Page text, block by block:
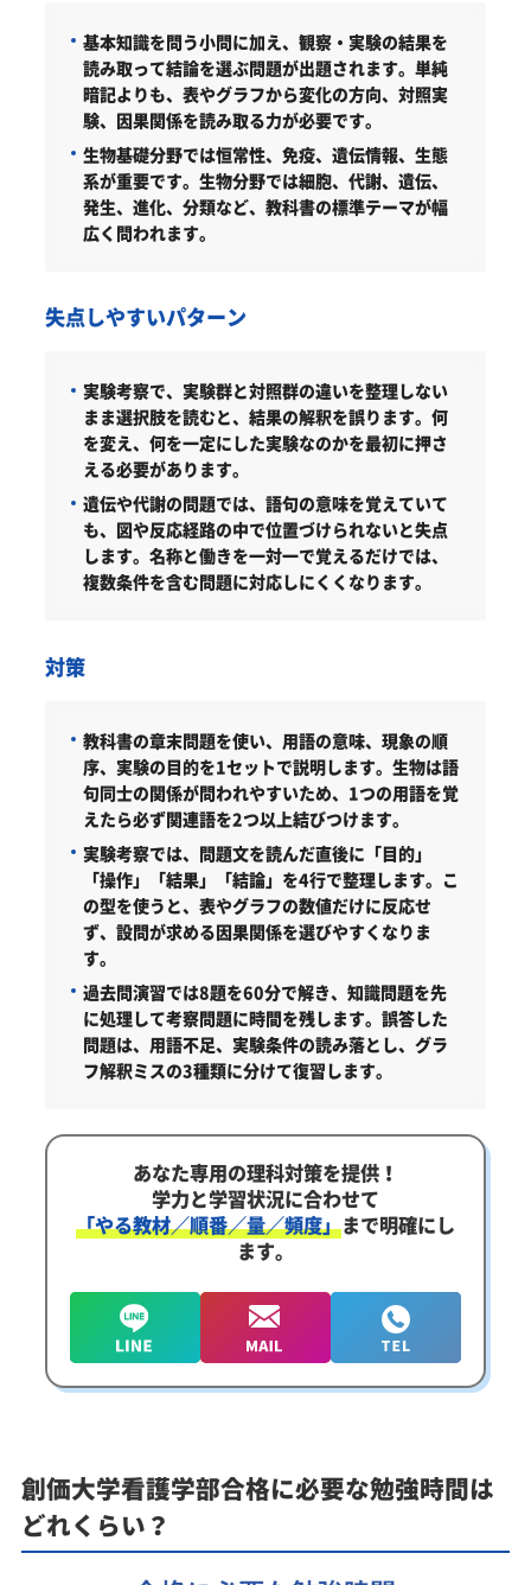
基本知識を問う小問に加え、観察・実験の結果を
読み取って結論を選ぶ問題が出題されます。単純
暗記よりも、表やグラフから変化の方向、対照実
験、因果関係を読み取る力が必要です。
生物基礎分野では恒常性、免疫、遺伝情報、生態
系が重要です。生物分野では細胞、代謝、遺伝、
発生、進化、分類など、教科書の標準テーマが幅
広く問われます。
失点しやすいパターン
実験考察で、実験群と対照群の違いを整理しない
まま選択肢を読むと、結果の解釈を誤ります。何
を変え、何を一定にした実験なのかを最初に押さ
える必要があります。
遺伝や代謝の問題では、語句の意味を覚えていて
も、図や反応経路の中で位置づけられないと失点
します。名称と働きを一対一で覚えるだけでは、
複数条件を含む問題に対応しにくくなります。
対策
教科書の章末問題を使い、用語の意味、現象の順
序、実験の目的を1セットで説明します。生物は語
句同士の関係が問われやすいため、1つの用語を覚
えたら必ず関連語を2つ以上結びつけます。
実験考察では、問題文を読んだ直後に「目的」
「操作」「結果」「結論」を4行で整理します。こ
の型を使うと、表やグラフの数値だけに反応せ
ず、設問が求める因果関係を選びやすくなりま
す。
過去問演習では8題を60分で解き、知識問題を先
に処理して考察問題に時間を残します。誤答した
問題は、用語不足、実験条件の読み落とし、グラ
フ解釈ミスの3種類に分けて復習します。
あなた専用の理科対策を提供！
学力と学習状況に合わせて
「やる教材／順番／量／頻度」まで明確にし
ます。
創価大学看護学部合格に必要な勉強時間は
どれくらい？